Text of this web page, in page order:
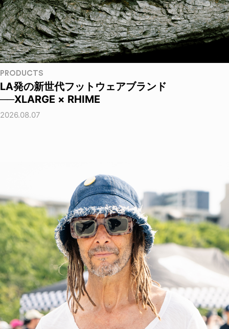
PRODUCTS
LA発の新世代フットウェアブランド
──XLARGE × RHIME
2026.08.07